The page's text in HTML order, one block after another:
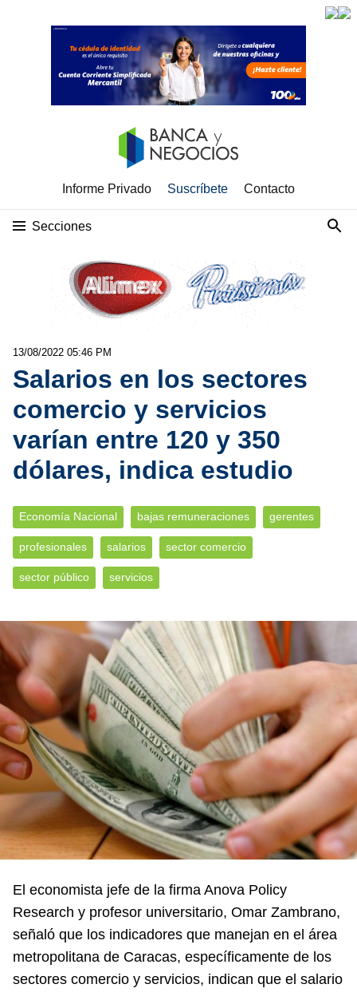
Informe Privado Suscríbete Contacto
Secciones
13/08/2022 05:46 PM
Salarios en los sectores
comercio y servicios
varían entre 120 y 350
dólares, indica estudio
Economía Nacional bajas remuneraciones gerentes
profesionales salarios sector comercio
sector público servicios
El economista jefe de la firma Anova Policy
Research y profesor universitario, Omar Zambrano,
señaló que los indicadores que manejan en el área
metropolitana de Caracas, específicamente de los
sectores comercio y servicios, indican que el salario